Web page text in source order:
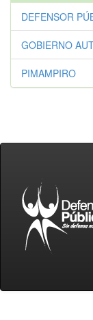
DEFENSOR
GOBIERNO
PIMAMPIRO